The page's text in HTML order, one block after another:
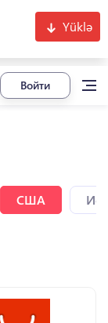
Yüklə
Войти
США